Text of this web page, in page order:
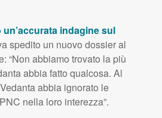
indagine sul
spedito un nuovo dossier al
“Non abbiamo trovato la più
abbia fatto qualcosa. Al
abbia ignorato le
PNC nella loro interezza”.